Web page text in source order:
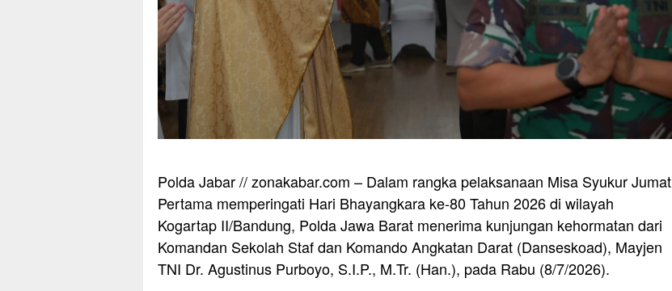
Polda Jabar // zonakabar.com – Dalam rangka pelaksanaan Misa Syukur Jumat
Pertama memperingati Hari Bhayangkara ke-80 Tahun 2026 di wilayah
Kogartap II/Bandung, Polda Jawa Barat menerima kunjungan kehormatan dari
Komandan Sekolah Staf dan Komando Angkatan Darat (Danseskoad), Mayjen
TNI Dr. Agustinus Purboyo, S.I.P., M.Tr. (Han.), pada Rabu (8/7/2026).